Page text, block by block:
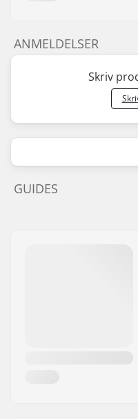
ANMELDELSER
Skriv
GUIDES